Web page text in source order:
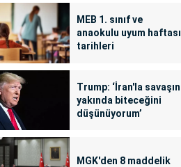
MEB 1. sınıf ve
anaokulu uyum haftası
tarihleri
Trump: ‘İran'la savaşın
yakında biteceğini
düşünüyorum’
MGK'den 8 maddelik